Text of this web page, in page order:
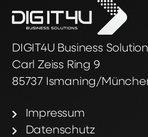
DIGIT4U Business
Carl Zeiss Ring 9
85737 Ismaning/
Impressum
Datenschutz